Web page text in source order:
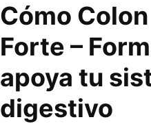
Cómo
Forte –
apoya tu
digestivo